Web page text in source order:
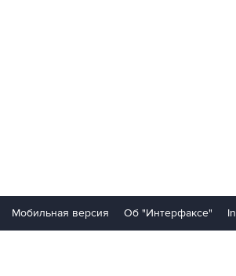
Мобильная версия Об "Интерфаксе"